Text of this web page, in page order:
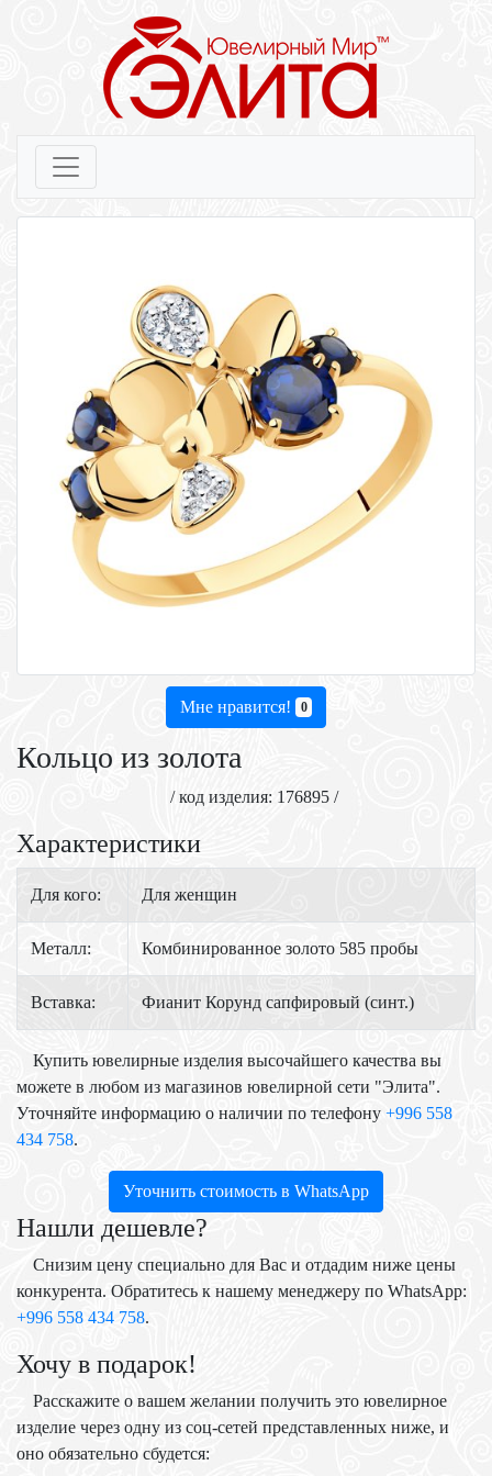
Мне нравится! 0
Кольцо из золота
/ код изделия: 176895 /
Характеристики
Для кого: Для женщин
Металл: Комбинированное золото 585 пробы
Вставка: Фианит Корунд сапфировый (синт.)
Купить ювелирные изделия высочайшего качества вы
можете в любом из магазинов ювелирной сети "Элита".
Уточняйте информацию о наличии по телефону +996 558
434 758.
Уточнить стоимость в WhatsApp
Нашли дешевле?
Снизим цену специально для Вас и отдадим ниже цены
конкурента. Обратитесь к нашему менеджеру по WhatsApp:
+996 558 434 758.
Хочу в подарок!
Расскажите о вашем желании получить это ювелирное
изделие через одну из соц-сетей представленных ниже, и
оно обязательно сбудется: